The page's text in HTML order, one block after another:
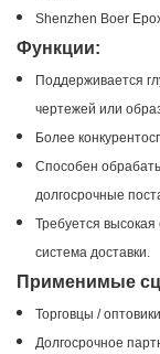
Shenzhen Boer
Функции:
Поддерживается
чертежей или
Более
Способен
долгосрочные
Требуется
система доставки.
Применимые
Торговцы / оптовики
Долгосрочное